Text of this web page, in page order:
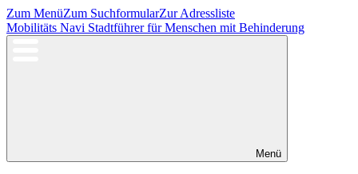
Zum MenüZum SuchformularZur Adressliste
Mobilitäts Navi Stadtführer für Menschen mit Behinderung
Menü